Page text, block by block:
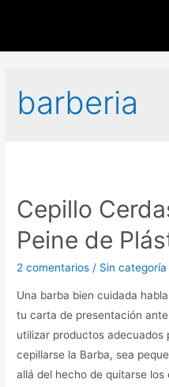
barberia
Cepillo
Peine de
2 comentarios / Sin categoría
Una barba bien cuidada
tu carta de presentación
utilizar productos adecuados
cepillarse la Barba, sea
allá del hecho de quitarse